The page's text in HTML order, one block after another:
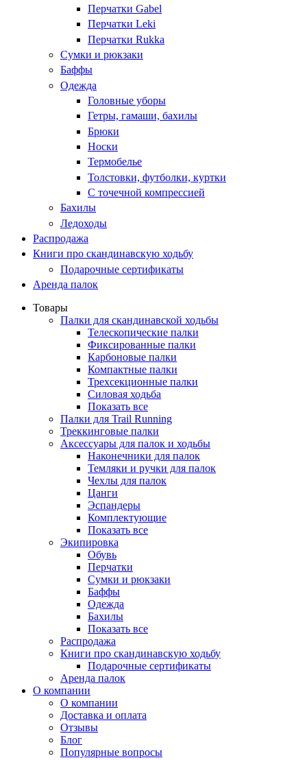
Перчатки Gabel
Перчатки Leki
Перчатки Rukka
Сумки и рюкзаки
Баффы
Одежда
Головные уборы
Гетры, гамаши, бахилы
Брюки
Носки
Термобелье
Толстовки, футболки, куртки
С точечной компрессией
Бахилы
Ледоходы
Распродажа
Книги про скандинавскую ходьбу
Подарочные сертификаты
Аренда палок
Товары
Палки для скандинавской ходьбы
Телескопические палки
Фиксированные палки
Карбоновые палки
Компактные палки
Трехсекционные палки
Силовая ходьба
Показать все
Палки для Trail Running
Треккинговые палки
Аксессуары для палок и ходьбы
Наконечники для палок
Темляки и ручки для палок
Чехлы для палок
Цанги
Эспандеры
Комплектующие
Показать все
Экипировка
Обувь
Перчатки
Сумки и рюкзаки
Баффы
Одежда
Бахилы
Показать все
Распродажа
Книги про скандинавскую ходьбу
Подарочные сертификаты
Аренда палок
О компании
О компании
Доставка и оплата
Отзывы
Блог
Популярные вопросы